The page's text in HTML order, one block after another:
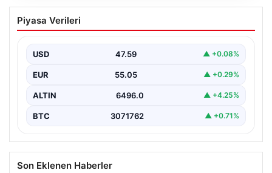
Rafet Dalkıran kimdir? Yeni Hava
Kuvvetleri Komutanı Rafet Dalkıran’ın
Piyasa Verileri
USD 47.59 ▲ +0.08%
EUR 55.05 ▲ +0.29%
ALTIN 6496.0 ▲ +4.25%
BTC 3071762 ▲ +0.71%
Son Eklenen Haberler